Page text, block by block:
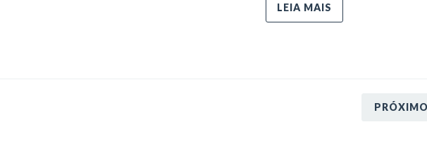
LEIA MAIS
PRÓXIMO